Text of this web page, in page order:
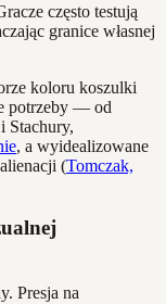
często testują
granice własnej
koloru koszulki
potrzeby — od
Stachury,
, a wyidealizowane
(Tomczak,
Presja na